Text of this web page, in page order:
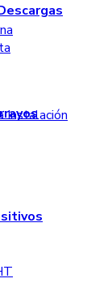
Instalación